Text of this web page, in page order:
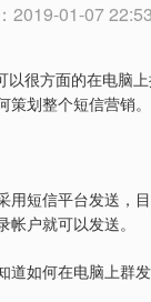
2019-01-07
以很方面的在电脑
策划整个短信营销
短信平台发送，
户就可以发送。
道如何在电脑上群